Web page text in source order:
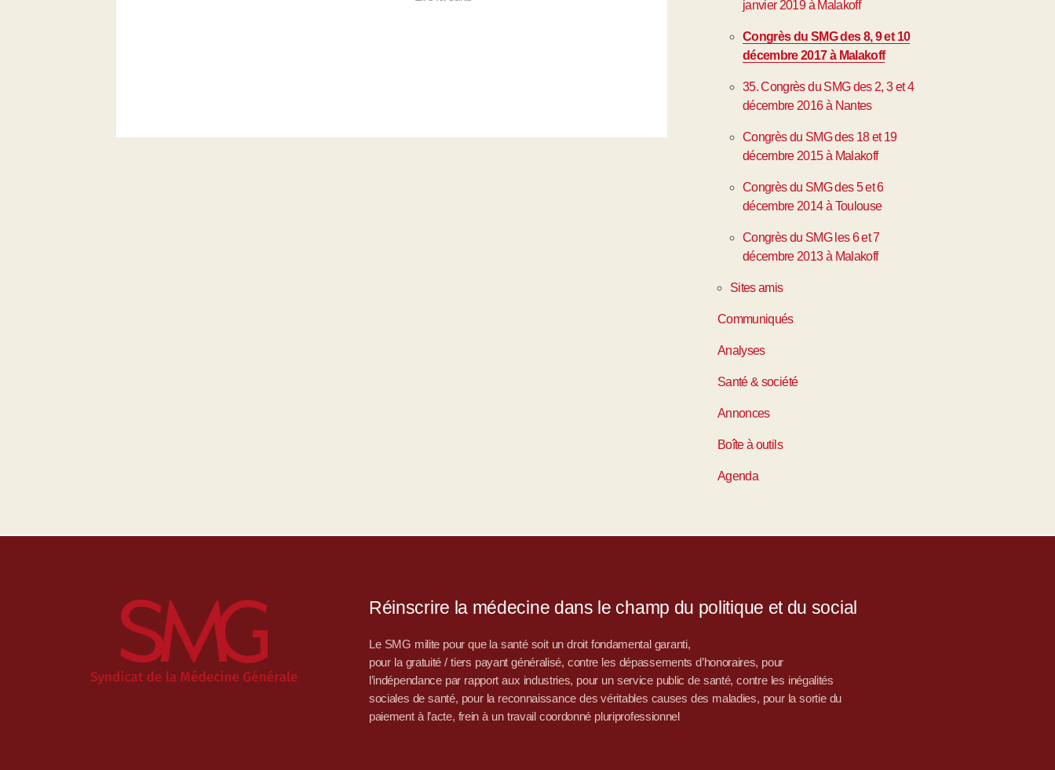
janvier 2019 à Malakoff
Congrès du SMG des 8, 9 et 10
décembre 2017 à Malakoff
35. Congrès du SMG des 2, 3 et 4
décembre 2016 à Nantes
Congrès du SMG des 18 et 19
décembre 2015 à Malakoff
Congrès du SMG des 5 et 6
décembre 2014 à Toulouse
Congrès du SMG les 6 et 7
décembre 2013 à Malakoff
Sites amis
Communiqués
Analyses
Santé & société
Annonces
Boîte à outils
Agenda
Réinscrire la médecine dans le champ du politique et du social
Le SMG milite pour que la santé soit un droit fondamental garanti,
pour la gratuité / tiers payant généralisé, contre les dépassements d’honoraires, pour
l’indépendance par rapport aux industries, pour un service public de santé, contre les inégalités
sociales de santé, pour la reconnaissance des véritables causes des maladies, pour la sortie du
paiement à l’acte, frein à un travail coordonné pluriprofessionnel